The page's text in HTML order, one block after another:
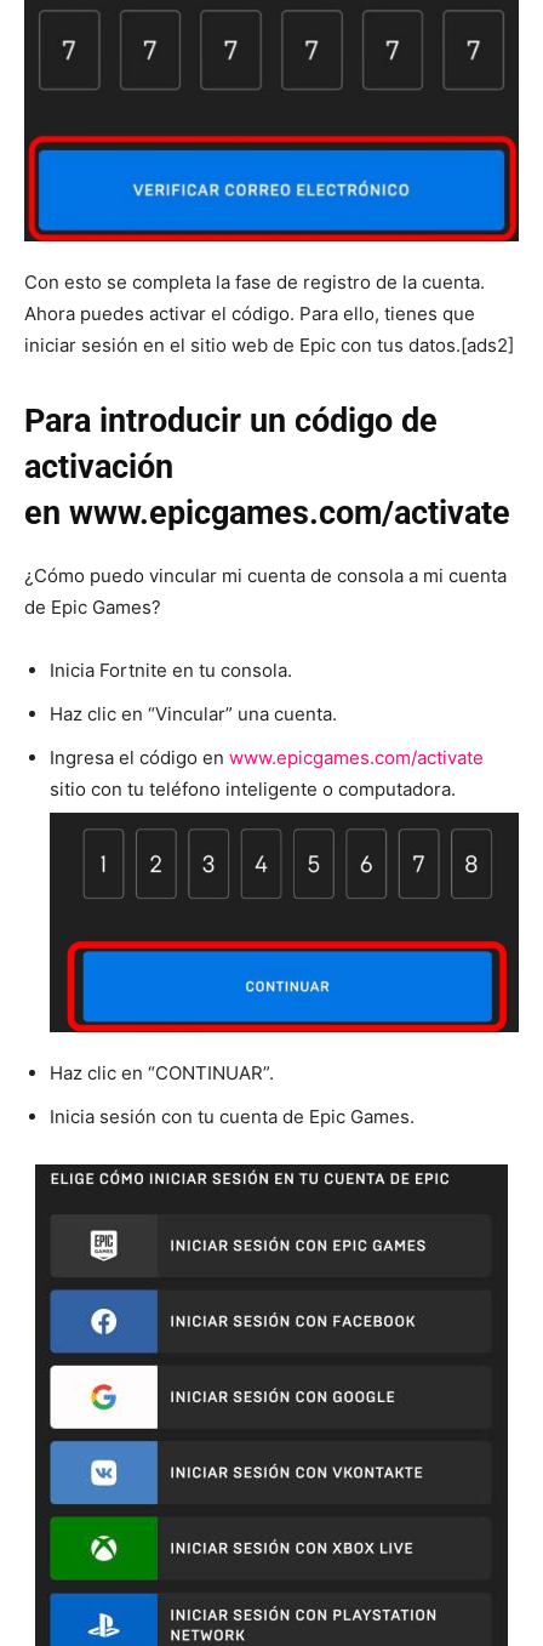
Con esto se completa la fase de registro de la cuenta.
Ahora puedes activar el código. Para ello, tienes que
iniciar sesión en el sitio web de Epic con tus datos.[ads2]
Para introducir un código de
activación
en www.epicgames.com/activate
¿Cómo puedo vincular mi cuenta de consola a mi cuenta
de Epic Games?
Inicia Fortnite en tu consola.
Haz clic en “Vincular” una cuenta.
Ingresa el código en www.epicgames.com/activate
sitio con tu teléfono inteligente o computadora.
Haz clic en “CONTINUAR”.
Inicia sesión con tu cuenta de Epic Games.